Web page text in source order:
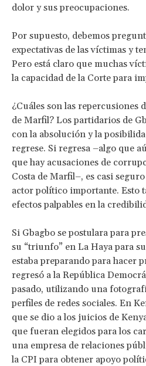
dolor y sus preocupaciones.
Por supuesto, debemos
expectativas de las víctimas y
Pero está claro que muchas
la capacidad de la Corte para
¿Cuáles son las repercusiones
de Marfil? Los partidarios de
con la absolución y la
regrese. Si regresa –algo que
que hay acusaciones de
Costa de Marfil–, es casi
actor político importante. Esto
efectos palpables en la
Si Gbagbo se postulara para
su “triunfo” en La Haya para
estaba preparando para hacer
regresó a la República
pasado, utilizando una
perfiles de redes sociales. En
que se dio a los juicios de
que fueran elegidos para los
una empresa de relaciones
la CPI para obtener apoyo